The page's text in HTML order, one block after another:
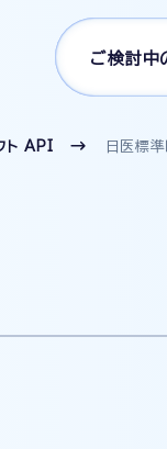
ご検討中
ト API 日医標